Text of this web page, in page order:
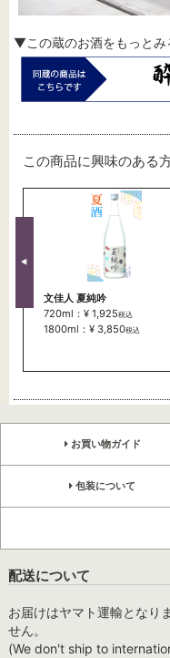
▼この蔵のお酒をもっとみ
この商品に興味のある
文佳人 夏純吟
720ml：¥ 1,925税込
1800ml：¥ 3,850税込
お買い物ガイド
包装について
配送について
お届けはヤマト運輸となり
せん。
(We don't ship to